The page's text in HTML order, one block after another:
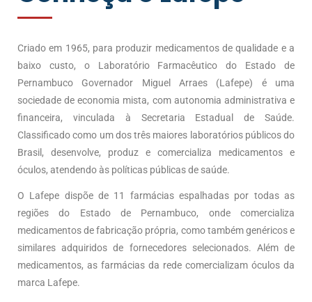
Criado em 1965, para produzir medicamentos de qualidade e a
baixo custo, o Laboratório Farmacêutico do Estado de
Pernambuco Governador Miguel Arraes (Lafepe) é uma
sociedade de economia mista, com autonomia administrativa e
financeira, vinculada à Secretaria Estadual de Saúde.
Classificado como um dos três maiores laboratórios públicos do
Brasil, desenvolve, produz e comercializa medicamentos e
óculos, atendendo às políticas públicas de saúde.
O Lafepe dispõe de 11 farmácias espalhadas por todas as
regiões do Estado de Pernambuco, onde comercializa
medicamentos de fabricação própria, como também genéricos e
similares adquiridos de fornecedores selecionados. Além de
medicamentos, as farmácias da rede comercializam óculos da
marca Lafepe.